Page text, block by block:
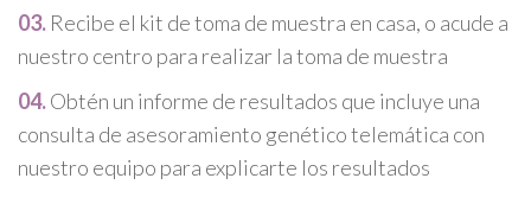
Recibe el kit de toma de muestra en casa, o acude a
nuestro centro para realizar la toma de muestra
Obtén un informe de resultados que incluye una
consulta de asesoramiento genético telemática con
nuestro equipo para explicarte los resultados